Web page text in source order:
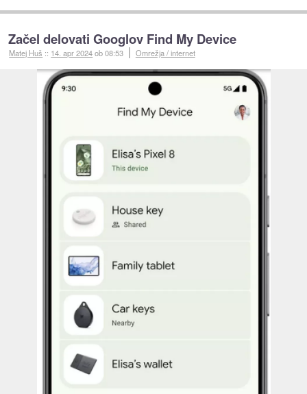
Začel delovati Googlov Find My Device
Matej Huš :: 14. apr 2024ob 08:53 Omrežja / internet